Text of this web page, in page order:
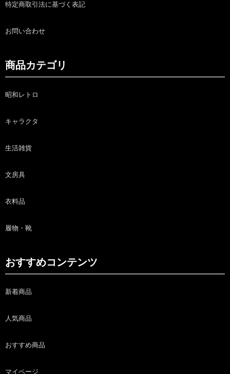
特定商取引法に基づく表記
お問い合わせ
商品カテゴリ
昭和レトロ
キャラクタ
生活雑貨
文房具
衣料品
履物・靴
おすすめコンテンツ
新着商品
人気商品
おすすめ商品
マイページ